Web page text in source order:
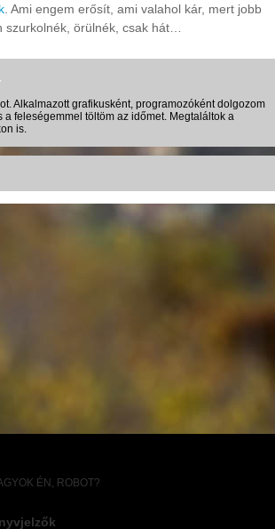
. Ami engem erősít, ami valahol kár, mert jobb
örülnék, csak hát…
Alkalmazott grafikusként, programozóként dolgozom
feleségemmel töltöm az időmet. Megtaláltok a
is.
ÉN, ROBOT?